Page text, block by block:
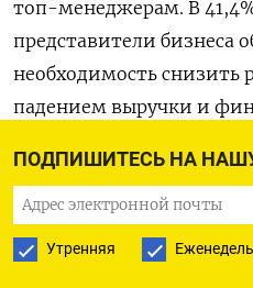
ПОДПИШИТЕСЬ НА
Утренняя
топ-менеджерам. В
представители бизнеса
необходимость снизить
падением выручки и
(27,6%) сообщили об
а в 17,7% случаев
меньше задач.